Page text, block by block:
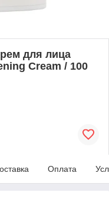
для лица
Cream / 100
Оплата